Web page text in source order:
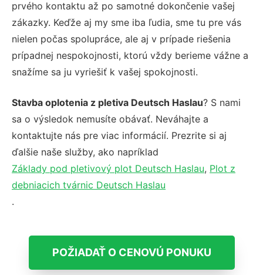
prvého kontaktu až po samotné dokončenie vašej
zákazky. Keďže aj my sme iba ľudia, sme tu pre vás
nielen počas spolupráce, ale aj v prípade riešenia
prípadnej nespokojnosti, ktorú vždy berieme vážne a
snažíme sa ju vyriešiť k vašej spokojnosti.
Stavba oplotenia z pletiva Deutsch Haslau? S nami
sa o výsledok nemusíte obávať. Neváhajte a
kontaktujte nás pre viac informácií. Prezrite si aj
ďalšie naše služby, ako napríklad
Základy pod pletivový plot Deutsch Haslau, Plot z
debniacich tvárnic Deutsch Haslau
.
POŽIADAŤ O CENOVÚ PONUKU